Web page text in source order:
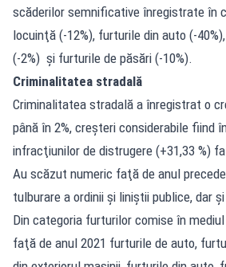
scăderilor semnificative înregistrate în
locuinţă (-12%), furturile din auto (-
(-2%) şi furturile de păsări (-10%).
Criminalitatea stradală
Criminalitatea stradală a înregistrat o
până în 2%, creşteri considerabile fiind
infracţiunilor de distrugere (+31,33 %)
Au scăzut numeric faţă de anul
tulburare a ordinii şi liniştii publice, dar
Din categoria furturilor comise în
faţă de anul 2021 furturile de auto,